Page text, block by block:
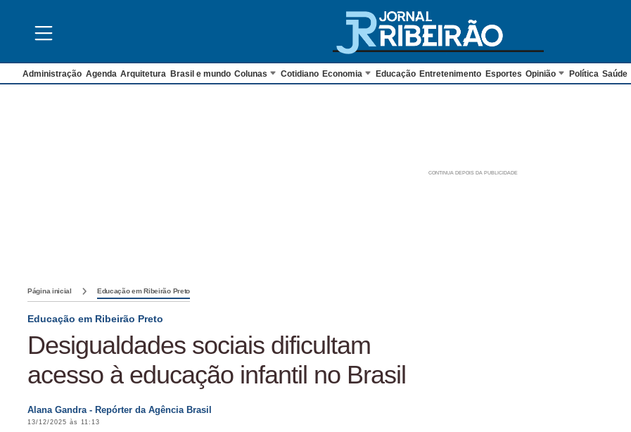
Administração Agenda Arquitetura Brasil e mundo Colunas Cotidiano Economia Educação Entretenimento Esportes Opinião Política Saúde
Página inicial Educação em Ribeirão Preto
Educação em Ribeirão Preto
Desigualdades sociais dificultam
acesso à educação infantil no Brasil
Alana Gandra - Repórter da Agência Brasil
13/12/2025 às 11:13